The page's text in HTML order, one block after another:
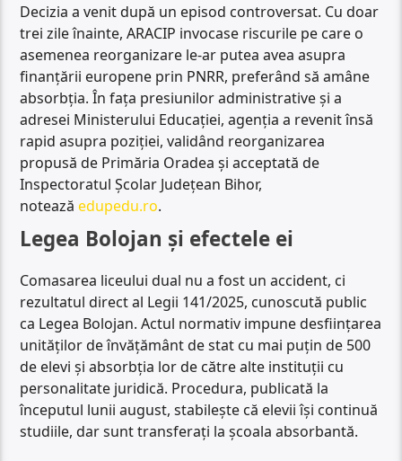
Decizia a venit după un episod controversat. Cu doar
trei zile înainte, ARACIP invocase riscurile pe care o
asemenea reorganizare le-ar putea avea asupra
finanțării europene prin PNRR, preferând să amâne
absorbția. În fața presiunilor administrative și a
adresei Ministerului Educației, agenția a revenit însă
rapid asupra poziției, validând reorganizarea
propusă de Primăria Oradea și acceptată de
Inspectoratul Școlar Județean Bihor,
noteazăedupedu.ro.
Legea Bolojan și efectele ei
Comasarea liceului dual nu a fost un accident, ci
rezultatul direct al Legii 141/2025, cunoscută public
ca Legea Bolojan. Actul normativ impune desființarea
unităților de învățământ de stat cu mai puțin de 500
de elevi și absorbția lor de către alte instituții cu
personalitate juridică. Procedura, publicată la
începutul lunii august, stabilește că elevii își continuă
studiile, dar sunt transferați la școala absorbantă.